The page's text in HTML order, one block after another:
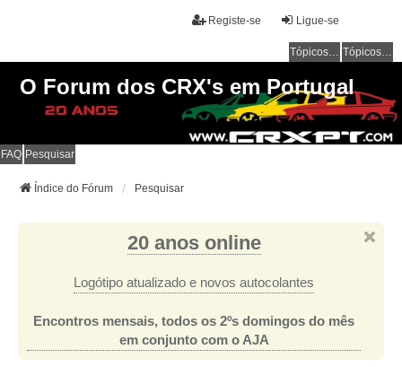
Ligue-se
Registe-se
Tópicos sem resposta Tópicos ativos
O Forum dos CRX's em Portugal
FAQ Pesquisar
Índice do Fórum Pesquisar
20 anos online
Logótipo atualizado e novos autocolantes
Encontros mensais, todos os 2ºs domingos do mês
em conjunto com o AJA